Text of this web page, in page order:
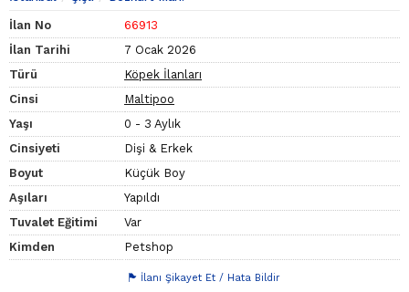
İlan No
66913
İlan Tarihi
7 Ocak 2026
Türü
Köpek İlanları
Cinsi
Maltipoo
Yaşı
0 - 3 Aylık
Cinsiyeti
Dişi & Erkek
Boyut
Küçük Boy
Aşıları
Yapıldı
Tuvalet Eğitimi
Var
Kimden
Petshop
İlanı Şikayet Et / Hata Bildir